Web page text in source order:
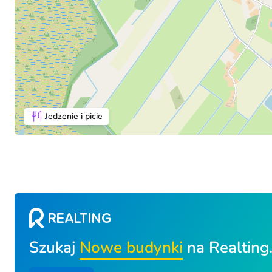
Jedzenie i picie
Szukaj Nowe budynki na